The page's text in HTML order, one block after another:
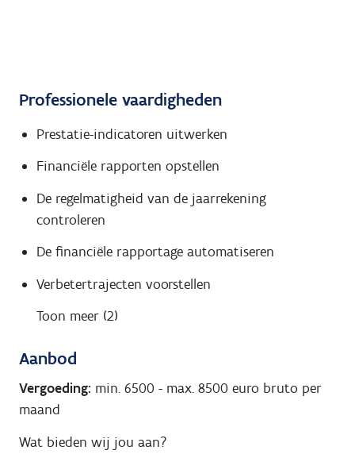
Professionele vaardigheden
Prestatie-indicatoren uitwerken
Financiële rapporten opstellen
De regelmatigheid van de jaarrekening
controleren
De financiële rapportage automatiseren
Verbetertrajecten voorstellen
Toon meer (2)
Aanbod
Vergoeding: min. 6500 - max. 8500 euro bruto per
maand
Wat bieden wij jou aan?